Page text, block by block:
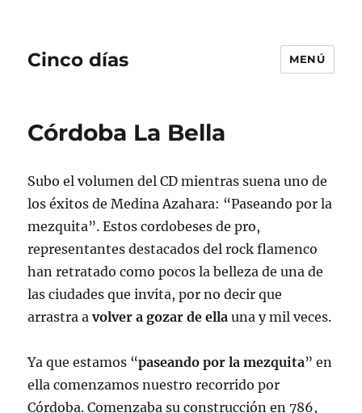
Cinco días MENÚ
Córdoba La Bella
Subo el volumen del CD mientras suena uno de
los éxitos de Medina Azahara: “Paseando por la
mezquita”. Estos cordobeses de pro,
representantes destacados del rock flamenco
han retratado como pocos la belleza de una de
las ciudades que invita, por no decir que
arrastra avolver a gozar de ella una y mil veces.
Ya que estamos “paseando por la mezquita” en
ella comenzamos nuestro recorrido por
Córdoba. Comenzaba su construcción en 786,